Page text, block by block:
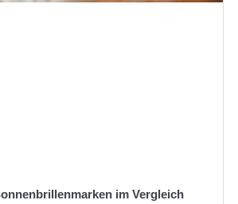
im Vergleich